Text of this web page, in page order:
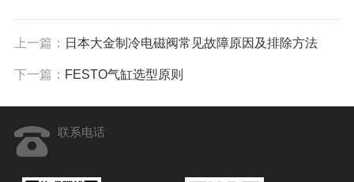
上一篇： 日本大金制冷电磁阀常见故障原因及排除方法
下一篇： FESTO气缸选型原则
联系电话